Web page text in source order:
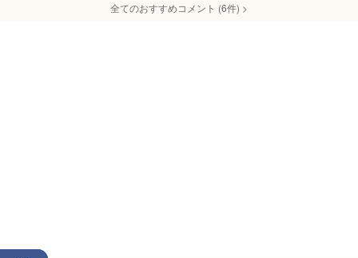
全てのおすすめコメント (6件) >